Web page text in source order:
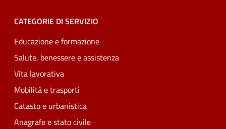
CATEGORIE DI SERVIZIO
Educazione e formazione
Salute, benessere e assistenza
Vita lavorativa
Mobilità e trasporti
Catasto e urbanistica
Anagrafe e stato civile